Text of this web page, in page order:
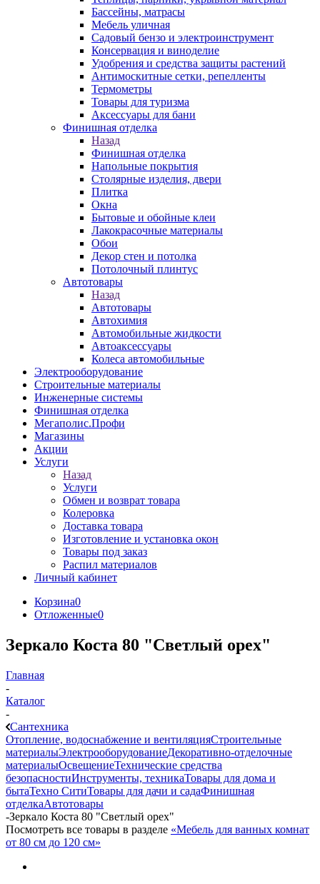
Бассейны, матрасы
Мебель уличная
Садовый бензо и электроинструмент
Консервация и виноделие
Удобрения и средства защиты растений
Антимоскитные сетки, репелленты
Термометры
Товары для туризма
Аксессуары для бани
Финишная отделка
Назад
Финишная отделка
Напольные покрытия
Столярные изделия, двери
Плитка
Окна
Бытовые и обойные клеи
Лакокрасочные материалы
Обои
Декор стен и потолка
Потолочный плинтус
Автотовары
Назад
Автотовары
Автохимия
Автомобильные жидкости
Автоаксессуары
Колеса автомобильные
Электрооборудование
Строительные материалы
Инженерные системы
Финишная отделка
Мегаполис.Профи
Магазины
Акции
Услуги
Назад
Услуги
Обмен и возврат товара
Колеровка
Доставка товара
Изготовление и установка окон
Товары под заказ
Распил материалов
Личный кабинет
Корзина0
Отложенные0
Зеркало Коста 80 "Светлый орех"
Главная
-
Каталог
-
Сантехника
Отопление, водоснабжение и вентиляцияСтроительные
материалыЭлектрооборудованиеДекоративно-отделочные
материалыОсвещениеТехнические средства
безопасностиИнструменты, техникаТовары для дома и
бытаТехно СитиТовары для дачи и садаФинишная
отделкаАвтотовары
-Зеркало Коста 80 "Светлый орех"
Посмотреть все товары в разделе «Мебель для ванных комнат
от 80 см до 120 см»